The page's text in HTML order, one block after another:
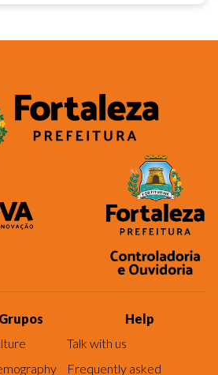
Grupos
Help
Talk with us
Frequently asked